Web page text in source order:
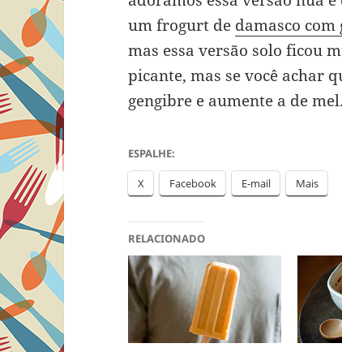
um frogurt de damasco com
mas essa versão solo ficou
picante, mas se você achar
gengibre e aumente a de mel.
ESPALHE:
X Facebook E-mail Mais
RELACIONADO